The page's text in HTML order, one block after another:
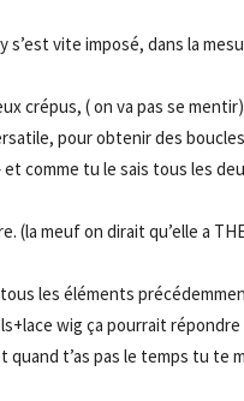
s’est vite imposé, dans la
crépus, ( on va pas se
pour obtenir des
et comme tu le sais tous les
(la meuf on dirait qu’elle a
les éléments
wig ça pourrait
quand t’as pas le temps tu te